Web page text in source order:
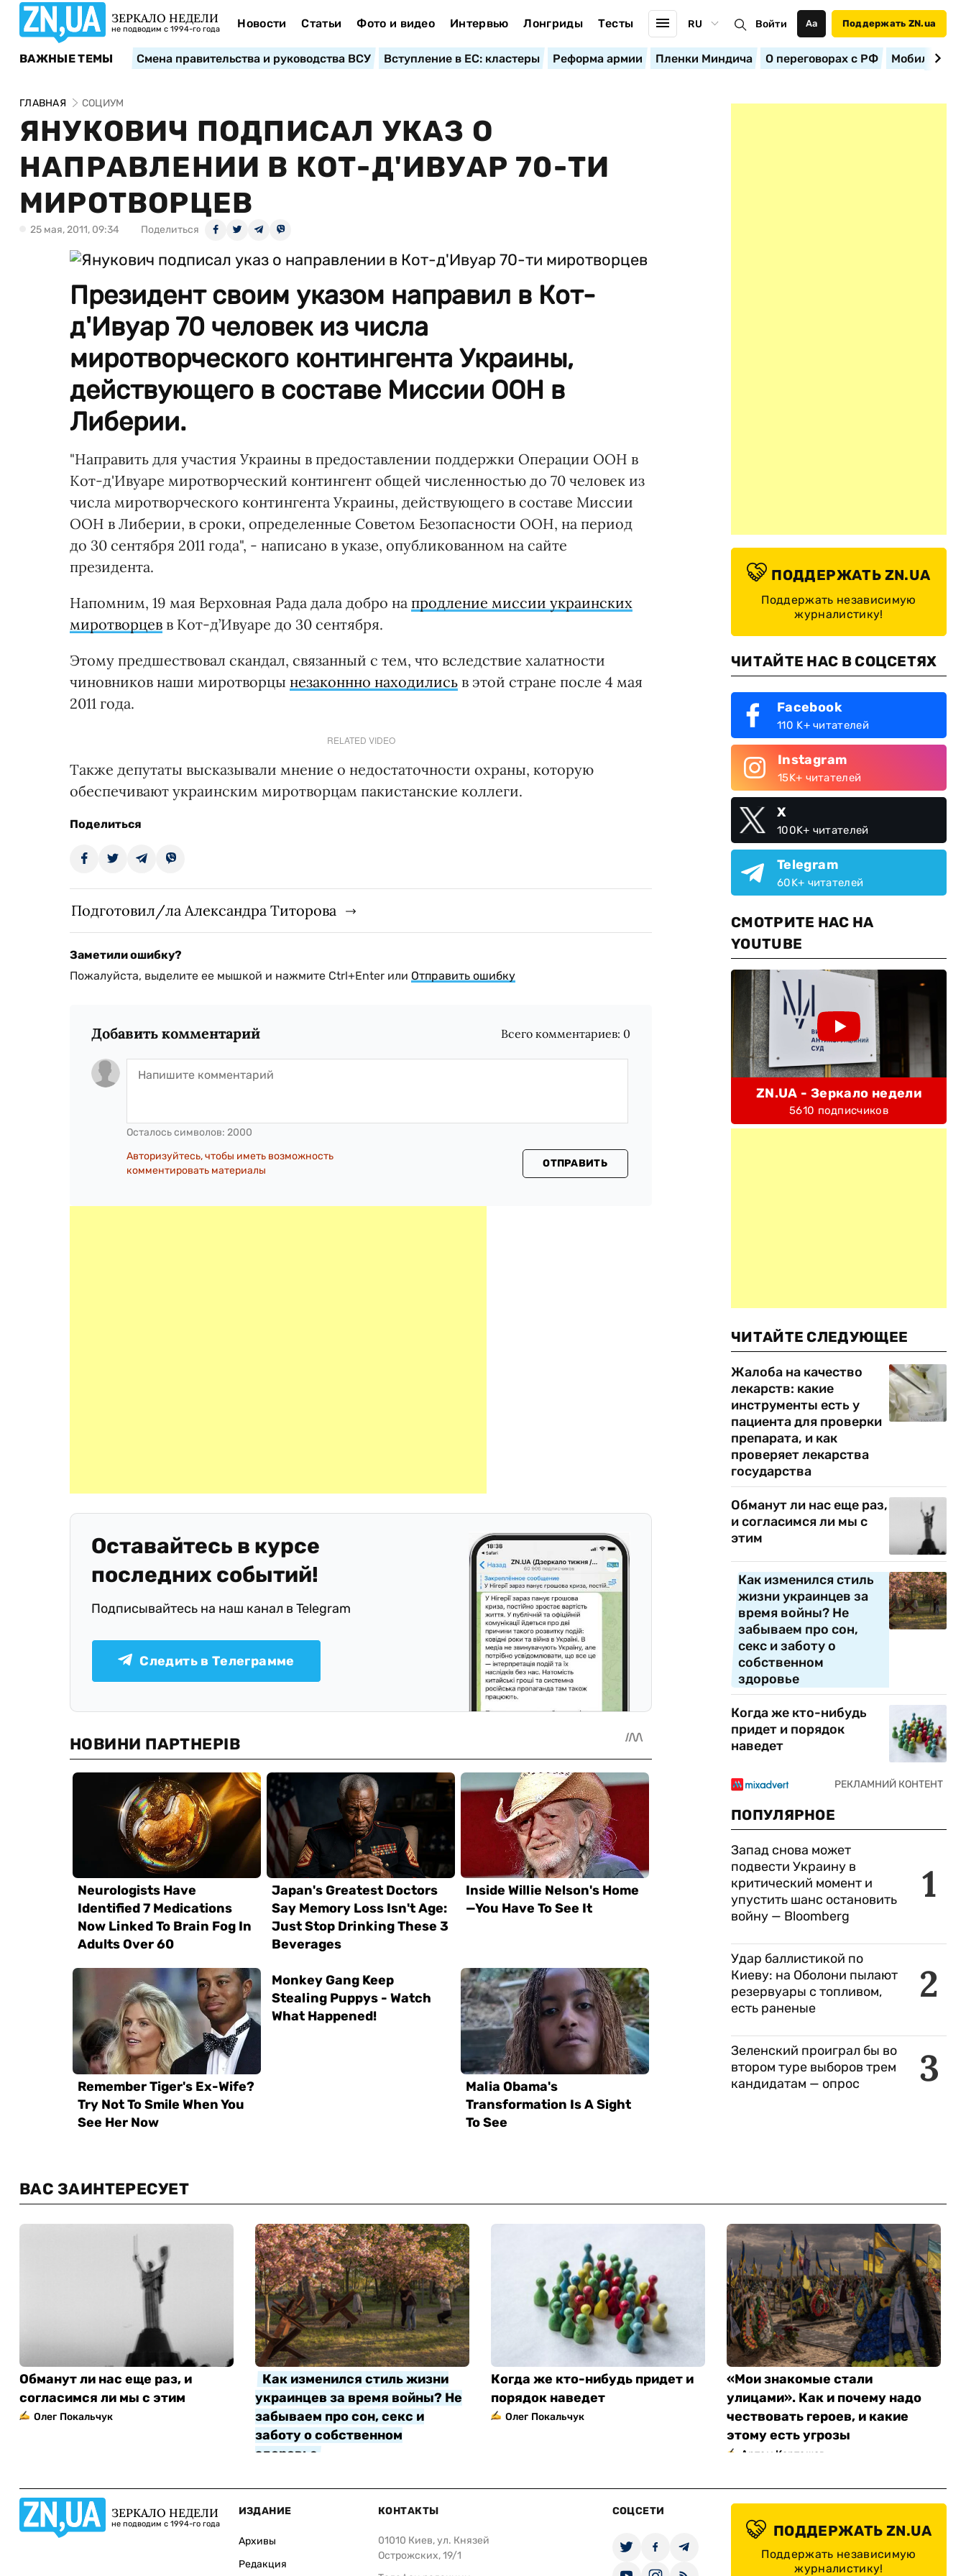
ЗЕРКАЛО НЕДЕЛИ
не подводим с 1994-го года Новости Статьи Фото и видео Интервью Лонгриды Тесты RU Войти Аа Поддержать ZN.ua
ВАЖНЫЕ ТЕМЫ Смена правительства и руководства ВСУ Вступление в ЕС: кластеры Реформа армии Пленки Миндича О переговорах с РФ
ГЛАВНАЯ СОЦИУМ
ЯНУКОВИЧ ПОДПИСАЛ УКАЗ О
НАПРАВЛЕНИИ В КОТ-Д'ИВУАР 70-ТИ
МИРОТВОРЦЕВ
25 мая, 2011, 09:34 Поделиться
Президент своим указом направил в Кот-
д'Ивуар 70 человек из числа
миротворческого контингента Украины,
действующего в составе Миссии ООН в
Либерии.
"Направить для участия Украины в предоставлении поддержки Операции ООН в
Кот-д'Ивуаре миротворческий контингент общей численностью до 70 человек из
числа миротворческого контингента Украины, действующего в составе Миссии
ООН в Либерии, в сроки, определенные Советом Безопасности ООН, на период
до 30 сентября 2011 года", - написано в указе, опубликованном на сайте
президента.
Напомним, 19 мая Верховная Рада дала добро на продление миссии украинских
миротворцев в Кот-д’Ивуаре до 30 сентября.
Этому предшествовал скандал, связанный с тем, что вследствие халатности
чиновников наши миротворцы незаконнно находились в этой стране после 4 мая
2011 года.
RELATED VIDEO
Также депутаты высказывали мнение о недостаточности охраны, которую
обеспечивают украинским миротворцам пакистанские коллеги.
Поделиться
Подготовил/ла Александра Титорова
Заметили ошибку?
Пожалуйста, выделите ее мышкой и нажмите Ctrl+Enter или Отправить ошибку
Добавить комментарий Всего комментариев: 0
Осталось символов: 2000
Авторизуйтесь, чтобы иметь возможность
комментировать материалы
ОТПРАВИТЬ
Оставайтесь в курсе
последних событий!
Подписывайтесь на наш канал в Telegram
Следить в Телеграмме
ПОДДЕРЖАТЬ ZN.UA
Поддержать независимую
журналистику!
ЧИТАЙТЕ НАС В СОЦСЕТЯХ
Facebook
110 K+ читателей
Instagram
15K+ читателей
X
100K+ читателей
Telegram
60K+ читателей
СМОТРИТЕ НАС НА
YOUTUBE
ZN.UA - Зеркало недели
5610 подписчиков
ЧИТАЙТЕ СЛЕДУЮЩЕЕ
Жалоба на качество
лекарств: какие
инструменты есть у
пациента для проверки
препарата, и как
проверяет лекарства
государства
Обманут ли нас еще раз,
и согласимся ли мы с
этим
Как изменился стиль
жизни украинцев за
время войны? Не
забываем про сон,
секс и заботу о
собственном
здоровье
Когда же кто-нибудь
придет и порядок
наведет
ПОПУЛЯРНОЕ
1
Запад снова может
подвести Украину в
критический момент и
упустить шанс остановить
войну — Bloomberg
2
Удар баллистикой по
Киеву: на Оболони пылают
резервуары с топливом,
есть раненые
3
Зеленский проиграл бы во
втором туре выборов трем
кандидатам — опрос
ВАС ЗАИНТЕРЕСУЕТ
Обманут ли нас еще раз, и
согласимся ли мы с этим
Олег Покальчук
Как изменился стиль жизни
украинцев за время войны? Не
забываем про сон, секс и
заботу о собственном
здоровье
Когда же кто-нибудь придет и
порядок наведет
Олег Покальчук
«Мои знакомые стали
улицами». Как и почему надо
чествовать героев, и какие
этому есть угрозы
Артем Карташов
ЗЕРКАЛО НЕДЕЛИ
не подводим с 1994-го года
ИЗДАНИЕ
Архивы
Редакция
КОНТАКТЫ
01010 Киев, ул. Князей
Острожских, 19/1
СОЦСЕТИ
ПОДДЕРЖАТЬ ZN.UA
Поддержать независимую
журналистику!